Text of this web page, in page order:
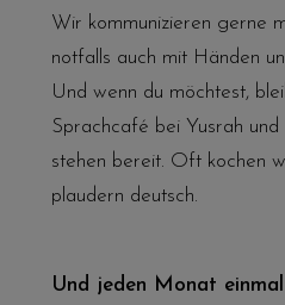
Wir kommunizieren gerne
notfalls auch mit Händen
Und wenn du möchtest,
Sprachcafé bei Yusrah
stehen bereit. Oft kochen
plaudern deutsch.
Und jeden Monat